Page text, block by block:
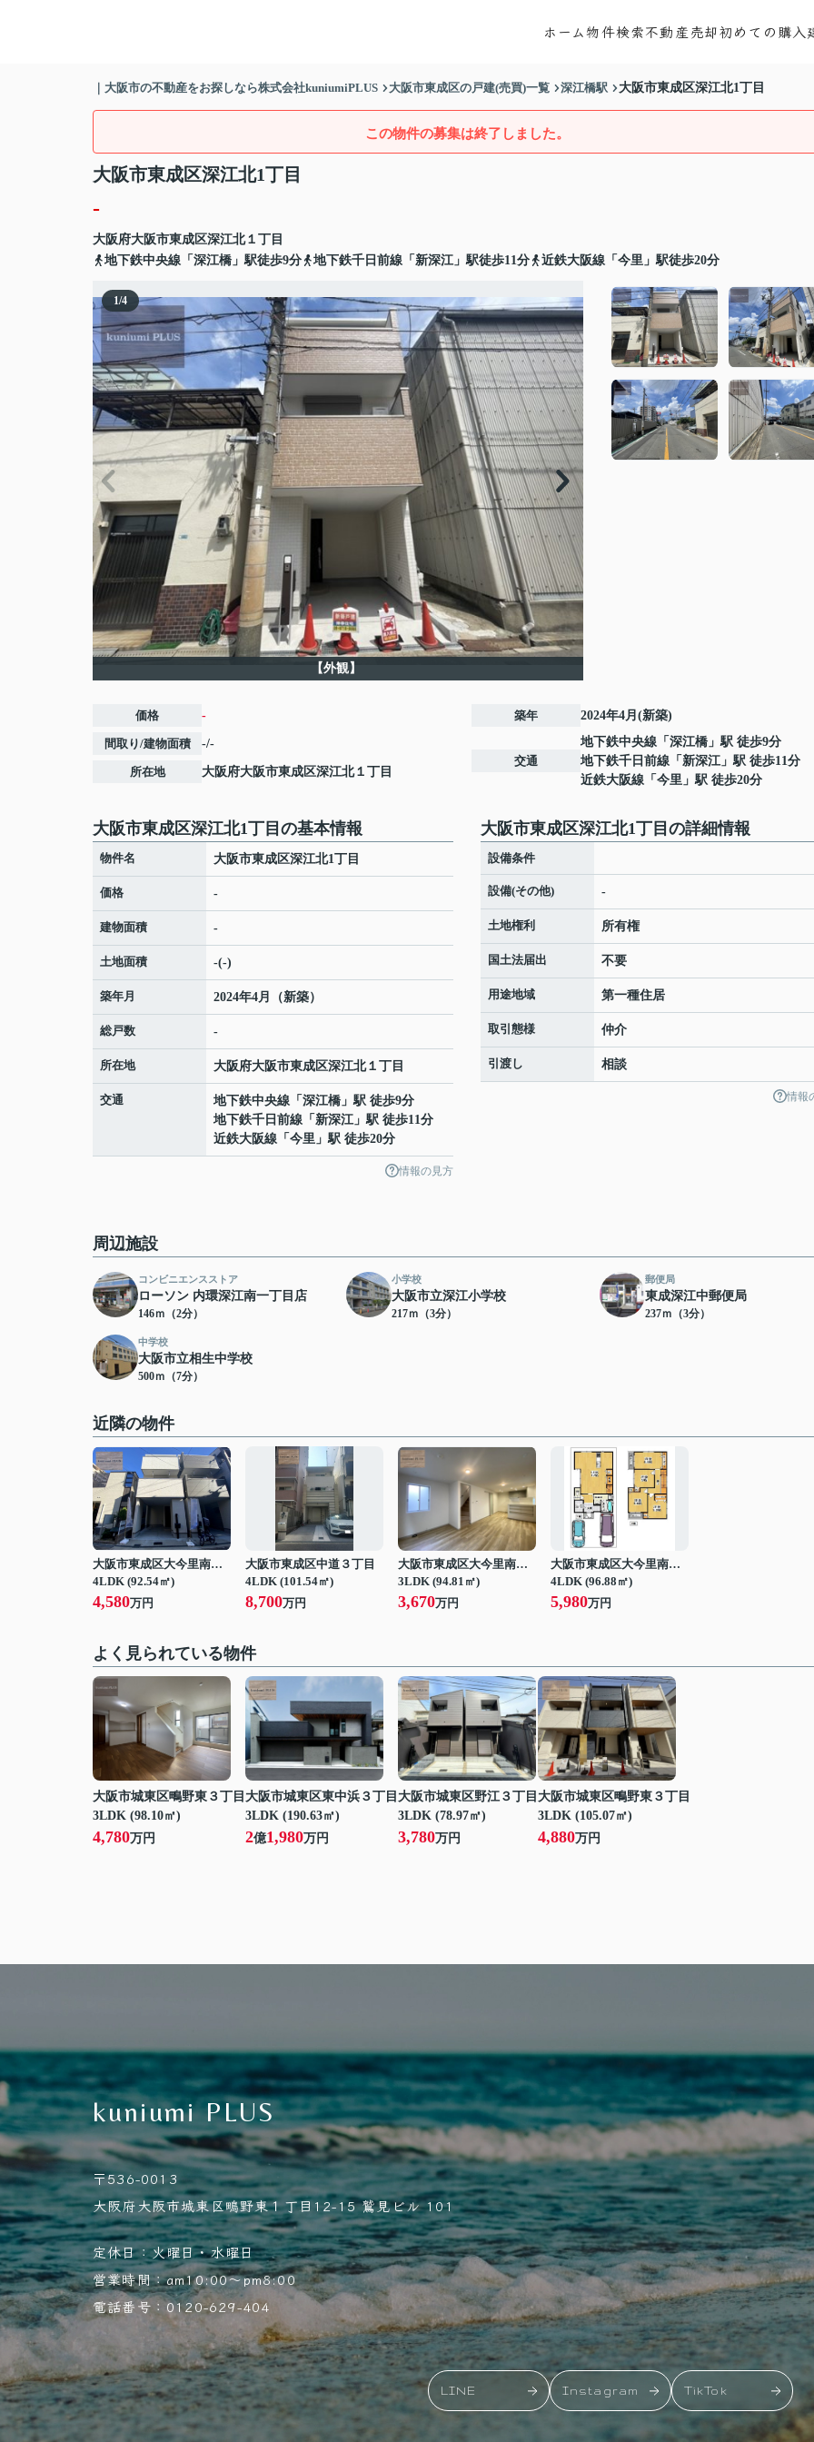
ホーム物件検索不動産売却初めての購入
｜大阪市の不動産をお探しなら株式会社kuniumiPLUS 大阪市東成区の戸建(売買)一覧 深江橋駅 大阪市東成区深江北1丁目
この物件の募集は終了しました。
大阪市東成区深江北1丁目
-
大阪府大阪市東成区深江北１丁目
地下鉄中央線「深江橋」駅徒歩9分
地下鉄千日前線「新深江」駅徒歩11分 近鉄大阪線「今里」駅徒歩20分
1/4
【外観】
価格 -
間取り/建物面積 -/-
所在地 大阪府大阪市東成区深江北１丁目
築年 2024年4月(新築)
交通
地下鉄中央線 「 深江橋 」駅 徒歩9分
地下鉄千日前線 「 新深江」駅 徒歩11分
近鉄大阪線 「 今里 」駅 徒歩20分
大阪市東成区深江北1丁目の基本情報
物件名 大阪市東成区深江北1丁目
価格 -
建物面積 -
土地面積 -(-)
築年月 2024年4月（新築）
総戸数 -
所在地 大阪府大阪市東成区深江北１丁目
交通 地下鉄中央線 「 深江橋 」駅 徒歩9分
地下鉄千日前線 「 新深江」駅 徒歩11分
近鉄大阪線 「 今里 」駅 徒歩20分
情報の見方
大阪市東成区深江北1丁目の詳細情報
設備条件
設備(その他) -
土地権利 所有権
国土法届出 不要
用途地域 第一種住居
取引態様 仲介
引渡し 相談
情報
周辺施設
コンビニエンスストア
ローソン 内環深江南一丁目店
146ｍ（2分）
小学校
大阪市立深江小学校
217ｍ（3分）
郵便局
東成深江中郵便局
237ｍ（3分）
中学校
大阪市立相生中学校
500ｍ（7分）
近隣の物件
大阪市東成区大今里南２丁目
4LDK (92.54㎡)
4,580万円
大阪市東成区中道３丁目
4LDK (101.54㎡)
8,700万円
大阪市東成区大今里南５丁目
3LDK (94.81㎡)
3,670万円
大阪市東成区大今里南３丁目
4LDK (96.88㎡)
5,980万円
よく見られている物件
大阪市城東区鴫野東３丁目
3LDK (98.10㎡)
4,780万円
大阪市城東区東中浜３丁目
3LDK (190.63㎡)
2億1,980万円
大阪市城東区野江３丁目
3LDK (78.97㎡)
3,780万円
大阪市城東区鴫野東３丁目
3LDK (105.07㎡)
4,880万円
kuniumi PLUS
〒536-0013
大阪府大阪市城東区鴫野東１丁目12-15 鷲見ビル 101
定休日：火曜日・水曜日
営業時間：am10:00～pm8:00
電話番号：0120-629-404
LINE Instagram TikTok